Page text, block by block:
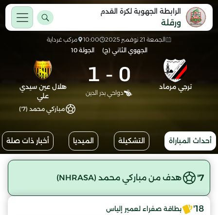
الرابطة الجهوية لكرة القدم
ورقلة
الجمعة 21 نوفمبر 2025 10:00
مركب غرداية
الجهوي الثاني (ج)
الجولة 10
ترجي مرماد 0
-
1
دواحي بدر الدين
هلال عين سيدي
علي
مباركي محمد (7')
أحداث المباراة التشكيلة الميديا أخبار ذات صلة
7' هدف من مباركي محمد (NHRASA)
18' بطاقة صفراء لعمير إلياس